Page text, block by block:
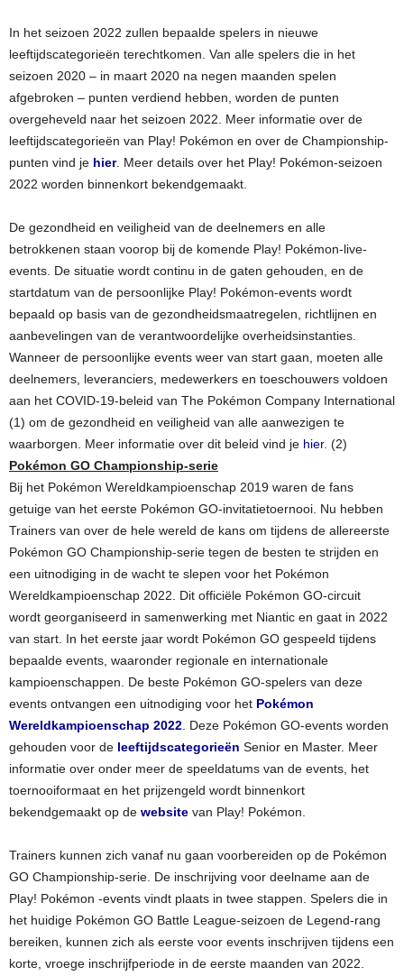
In het seizoen 2022 zullen bepaalde spelers in nieuwe
leeftijdscategorieën terechtkomen. Van alle spelers die in het
seizoen 2020 – in maart 2020 na negen maanden spelen
afgebroken – punten verdiend hebben, worden de punten
overgeheveld naar het seizoen 2022. Meer informatie over de
leeftijdscategorieën van Play! Pokémon en over de Championship-
punten vind je hier. Meer details over het Play! Pokémon-seizoen
2022 worden binnenkort bekendgemaakt.
De gezondheid en veiligheid van de deelnemers en alle
betrokkenen staan voorop bij de komende Play! Pokémon-live-
events. De situatie wordt continu in de gaten gehouden, en de
startdatum van de persoonlijke Play! Pokémon-events wordt
bepaald op basis van de gezondheidsmaatregelen, richtlijnen en
aanbevelingen van de verantwoordelijke overheidsinstanties.
Wanneer de persoonlijke events weer van start gaan, moeten alle
deelnemers, leveranciers, medewerkers en toeschouwers voldoen
aan het COVID-19-beleid van The Pokémon Company International
(1) om de gezondheid en veiligheid van alle aanwezigen te
waarborgen. Meer informatie over dit beleid vind je hier. (2)
Pokémon GO Championship-serie
Bij het Pokémon Wereldkampioenschap 2019 waren de fans
getuige van het eerste Pokémon GO-invitatietoernooi. Nu hebben
Trainers van over de hele wereld de kans om tijdens de allereerste
Pokémon GO Championship-serie tegen de besten te strijden en
een uitnodiging in de wacht te slepen voor het Pokémon
Wereldkampioenschap 2022. Dit officiële Pokémon GO-circuit
wordt georganiseerd in samenwerking met Niantic en gaat in 2022
van start. In het eerste jaar wordt Pokémon GO gespeeld tijdens
bepaalde events, waaronder regionale en internationale
kampioenschappen. De beste Pokémon GO-spelers van deze
events ontvangen een uitnodiging voor het Pokémon
Wereldkampioenschap 2022 . Deze Pokémon GO-events worden
gehouden voor de leeftijdscategorieën Senior en Master. Meer
informatie over onder meer de speeldatums van de events, het
toernooiformaat en het prijzengeld wordt binnenkort
bekendgemaakt op de website van Play! Pokémon.
Trainers kunnen zich vanaf nu gaan voorbereiden op de Pokémon
GO Championship-serie. De inschrijving voor deelname aan de
Play! Pokémon -events vindt plaats in twee stappen. Spelers die in
het huidige Pokémon GO Battle League-seizoen de Legend-rang
bereiken, kunnen zich als eerste voor events inschrijven tijdens een
korte, vroege inschrijfperiode in de eerste maanden van 2022.